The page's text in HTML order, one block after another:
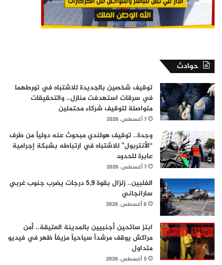
حوادث
توقيف شخصين بالجديدة للاشتباه في تورطهما
في سرقات استهدفت منازل.. والتحقيقات
متواصلة لتوقيف شركاء محتملين
7 أغسطس، 2026
وجدة.. توقيف هولندي مبحوث عنه دولياً من طرف
“الأنتربول” للاشتباه في ارتباطه بشبكة إجرامية
عابرة للحدود
7 أغسطس، 2026
الفلبين.. زلزال بقوة 5,9 درجات يضرب جنوب غربي
سارانجاني
6 أغسطس، 2026
ابتز سائحين أجنبيين بالمدينة العتيقة.. أمن
مراكش يوقف مرشداً سياحياً مزيفاً ظهر في فيديو
متداول
5 أغسطس، 2026